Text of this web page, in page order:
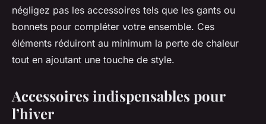
négligez pas les accessoires tels que les gants ou
bonnets pour compléter votre ensemble. Ces
éléments réduiront au minimum la perte de chaleur
tout en ajoutant une touche de style.
Accessoires indispensables pour
l’hiver